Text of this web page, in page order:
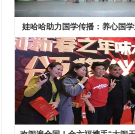
娃哈哈助力国学传播：养心国